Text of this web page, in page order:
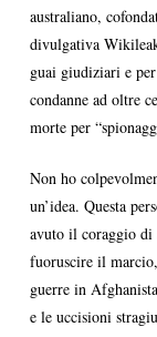
australiano,
divulgativa
guai giudiziari e
condanne ad oltre
morte per
Non ho
un’idea. Questa
avuto il coraggio di
fuoruscire il
guerre in
e le uccisioni